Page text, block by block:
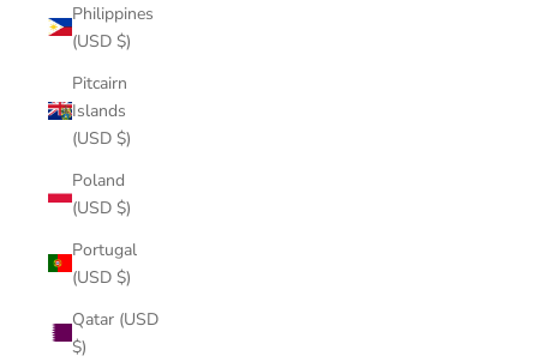
Philippines
(USD $)
Pitcairn
Islands
(USD $)
Poland
(USD $)
Portugal
(USD $)
Qatar (USD
$)